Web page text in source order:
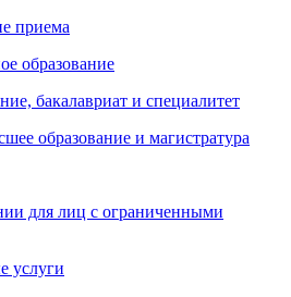
приема
образование
бакалавриат и специалитет
образование и магистратура
для лиц с ограниченными
услуги